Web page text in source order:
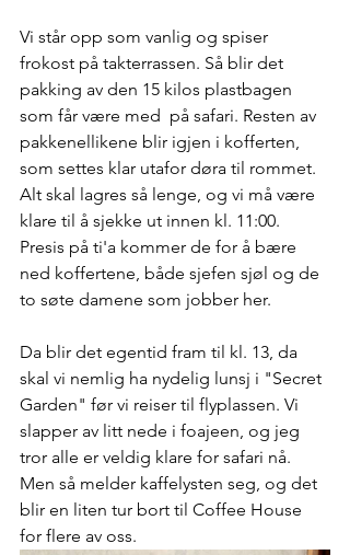
Vi står opp som vanlig og spiser
frokost på takterrassen. Så blir det
pakking av den 15 kilos plastbagen
som får være med  på safari. Resten av
pakkenellikene blir igjen i kofferten,
som settes klar utafor døra til rommet.
Alt skal lagres så lenge, og vi må være
klare til å sjekke ut innen kl. 11:00.
Presis på ti'a kommer de for å bære
ned koffertene, både sjefen sjøl og de
to søte damene som jobber her.
Da blir det egentid fram til kl. 13, da
skal vi nemlig ha nydelig lunsj i "Secret
Garden" før vi reiser til flyplassen. Vi
slapper av litt nede i foajeen, og jeg
tror alle er veldig klare for safari nå.
Men så melder kaffelysten seg, og det
blir en liten tur bort til Coffee House
for flere av oss.